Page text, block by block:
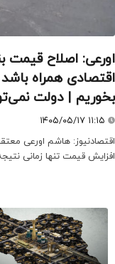
اورعی: اصلاح قیمت
اقتصادی همراه
بخوریم | دولت
۱۴۰۵/۰۵/۱۷ ۱۱:۱۵
اقتصادنیوز: هاشم اورعی
افزایش قیمت تنها زمانی